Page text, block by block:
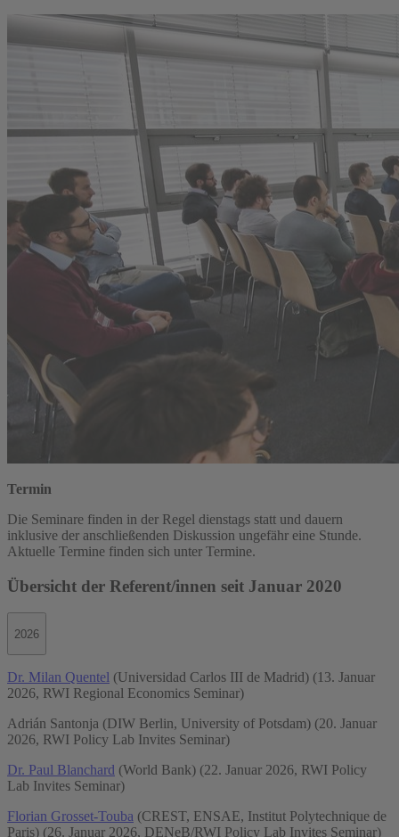
Termin
Die Seminare finden in der Regel dienstags statt und dauern
inklusive der anschließenden Diskussion ungefähr eine Stunde.
Aktuelle Termine finden sich unter Termine.
Übersicht der Referent/innen seit Januar 2020
2026
Dr. Milan Quentel (Universidad Carlos III de Madrid) (13. Januar
2026, RWI Regional Economics Seminar)
Adrián Santonja (DIW Berlin, University of Potsdam) (20. Januar
2026, RWI Policy Lab Invites Seminar)
Dr. Paul Blanchard (World Bank) (22. Januar 2026, RWI Policy
Lab Invites Seminar)
Florian Grosset-Touba (CREST, ENSAE, Institut Polytechnique de
Paris) (26. Januar 2026, DENeB/RWI Policy Lab Invites Seminar)